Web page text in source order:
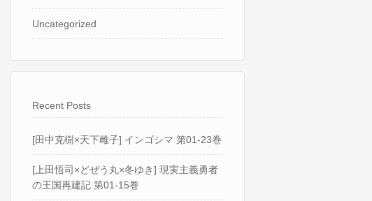
Uncategorized
Recent Posts
[田中克樹×天下雌子] インゴシマ 第01-23巻
[上田悟司×どぜう丸×冬ゆき] 現実主義勇者
の王国再建記 第01-15巻